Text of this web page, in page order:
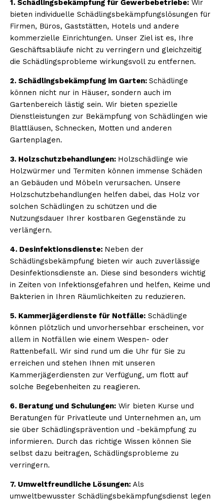
1. Schädlingsbekämpfung für Gewerbebetriebe: Wir
bieten individuelle Schädlingsbekämpfungslösungen für
Firmen, Büros, Gaststätten, Hotels und andere
kommerzielle Einrichtungen. Unser Ziel ist es, Ihre
Geschäftsabläufe nicht zu verringern und gleichzeitig
die Schädlingsprobleme wirkungsvoll zu entfernen.
2. Schädlingsbekämpfung im Garten: Schädlinge
können nicht nur in Häuser, sondern auch im
Gartenbereich lästig sein. Wir bieten spezielle
Dienstleistungen zur Bekämpfung von Schädlingen wie
Blattläusen, Schnecken, Motten und anderen
Gartenplagen.
3. Holzschutzbehandlungen: Holzschädlinge wie
Holzwürmer und Termiten können immense Schäden
an Gebäuden und Möbeln verursachen. Unsere
Holzschutzbehandlungen helfen dabei, das Holz vor
solchen Schädlingen zu schützen und die
Nutzungsdauer Ihrer kostbaren Gegenstände zu
verlängern.
4. Desinfektionsdienste: Neben der
Schädlingsbekämpfung bieten wir auch zuverlässige
Desinfektionsdienste an. Diese sind besonders wichtig
in Zeiten von Infektionsgefahren und helfen, Keime und
Bakterien in Ihren Räumlichkeiten zu reduzieren.
5. Kammerjägerdienste für Notfälle: Schädlinge
können plötzlich und unvorhersehbar erscheinen, vor
allem in Notfällen wie einem Wespen- oder
Rattenbefall. Wir sind rund um die Uhr für Sie zu
erreichen und stehen Ihnen mit unseren
Kammerjägerdiensten zur Verfügung, um flott auf
solche Begebenheiten zu reagieren.
6. Beratung und Schulungen: Wir bieten Kurse und
Beratungen für Privatleute und Unternehmen an, um
sie über Schädlingsprävention und -bekämpfung zu
informieren. Durch das richtige Wissen können Sie
selbst dazu beitragen, Schädlingsprobleme zu
verringern.
7. Umweltfreundliche Lösungen: Als
umweltbewusster Schädlingsbekämpfungsdienst legen